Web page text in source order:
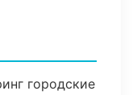
городские